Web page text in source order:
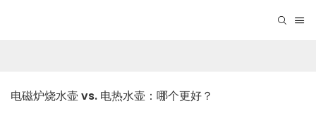
电磁炉烧水壶 vs. 电热水壶：哪个更好？